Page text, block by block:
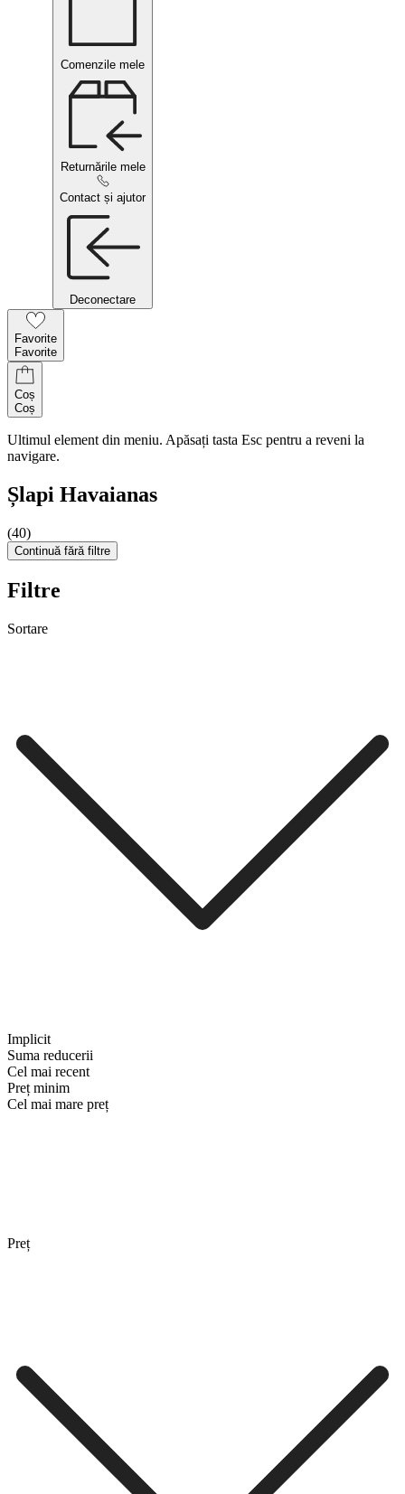
Comenzile mele
Returnările mele
Contact și ajutor
Deconectare
Favorite
Favorite
Coș
Coș
Ultimul element din meniu. Apăsați tasta Esc pentru a reveni la
navigare.
Șlapi Havaianas
(40)
Continuă fără filtre
Filtre
Sortare
Implicit
Suma reducerii
Cel mai recent
Preț minim
Cel mai mare preț
Preț